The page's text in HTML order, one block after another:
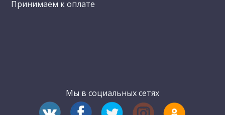
Принимаем к оплате
Мы в социальных сетях